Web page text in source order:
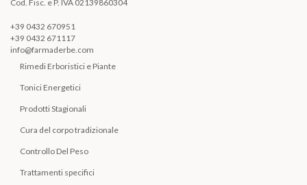
Cod. Fisc. e P. IVA 02139860304
+39 0432 670951
+39 0432 671117
info@farmaderbe.com
Rimedi Erboristici e Piante
Tonici Energetici
Prodotti Stagionali
Cura del corpo tradizionale
Controllo Del Peso
Trattamenti specifici